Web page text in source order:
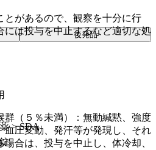
とがあるので、観察を十分に行
には投与を中止するなど適切な処
（５％未満）：無動緘黙、強度
血圧変動、発汗等が発現し、それ
合は、投与を中止し、体冷却、
後発品
> SDA